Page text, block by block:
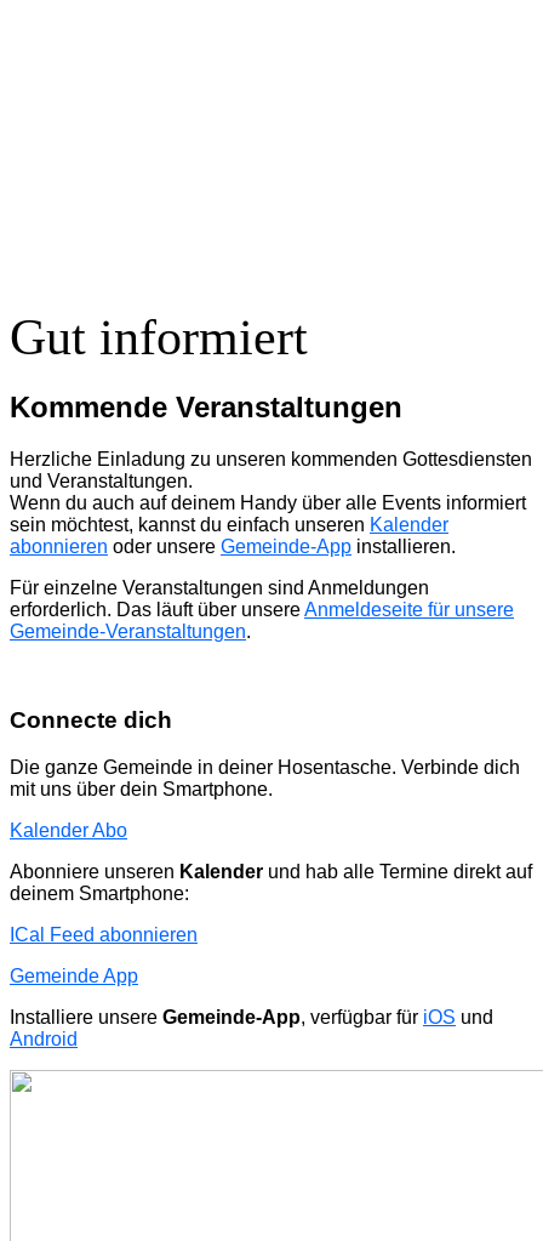
Gut informiert
Kommende Veranstaltungen
Herzliche Einladung zu unseren kommenden Gottesdiensten
und Veranstaltungen.
Wenn du auch auf deinem Handy über alle Events informiert
sein möchtest, kannst du einfach unseren Kalender
abonnieren oder unsere Gemeinde-App installieren.
Für einzelne Veranstaltungen sind Anmeldungen
erforderlich. Das läuft über unsereAnmeldeseite für unsere
Gemeinde-Veranstaltungen.
Connecte dich
Die ganze Gemeinde in deiner Hosentasche. Verbinde dich
mit uns über dein Smartphone.
Kalender Abo
Abonniere unseren Kalender und hab alle Termine direkt auf
deinem Smartphone:
ICal Feed abonnieren
Gemeinde App
Installiere unsere Gemeinde-App, verfügbar für iOS und
Android